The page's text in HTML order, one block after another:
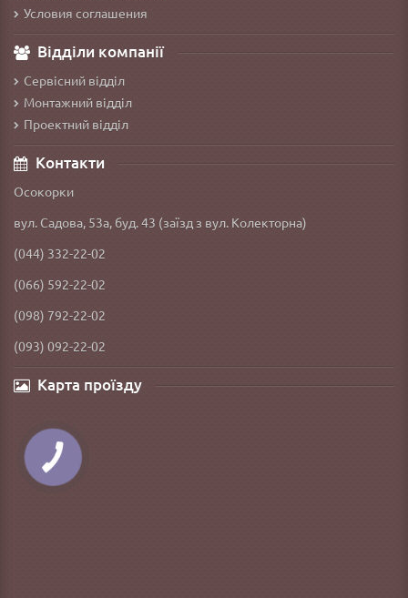
Условия соглашения
Відділи компанії
Сервісний відділ
Монтажний відділ
Проектний відділ
Контакти
Осокорки
вул. Садова, 53а, буд. 43 (заїзд з вул. Колекторна)
(044) 332-22-02
(066) 592-22-02
(098) 792-22-02
(093) 092-22-02
Карта проїзду
КНОПКА
ЗВ'ЯЗКУ